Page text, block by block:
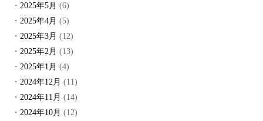
2025年5月 (6)
2025年4月 (5)
2025年3月 (12)
2025年2月 (13)
2025年1月 (4)
2024年12月 (11)
2024年11月 (14)
2024年10月 (12)